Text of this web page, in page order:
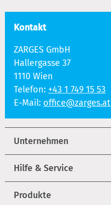
Kontakt
ZARGES GmbH
Hallergasse 37
1110 Wien
Telefon: +43 1 749 15 53
E-Mail: office@zarges.at
Unternehmen
Hilfe & Service
Produkte